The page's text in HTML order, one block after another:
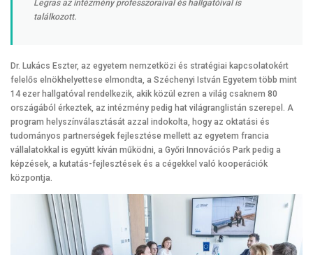
Legras az intézmény professzoraival és hallgatóival is
találkozott.
Dr. Lukács Eszter, az egyetem nemzetközi és stratégiai kapcsolatokért
felelős elnökhelyettese elmondta, a Széchenyi István Egyetem több mint
14 ezer hallgatóval rendelkezik, akik közül ezren a világ csaknem 80
országából érkeztek, az intézmény pedig hat világranglistán szerepel. A
program helyszínválasztását azzal indokolta, hogy az oktatási és
tudományos partnerségek fejlesztése mellett az egyetem francia
vállalatokkal is együtt kíván működni, a Győri Innovációs Park pedig a
képzések, a kutatás-fejlesztések és a cégekkel való kooperációk
központja.